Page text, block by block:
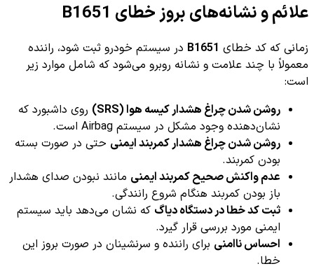
علائم و نشانه‌های بروز خطای B1651
زمانی که کد خطای B1651 در سیستم خودرو ثبت شود، راننده
معمولاً با چند علامت و نشانه روبرو می‌شود که شامل موارد زیر
است:
روشن شدن چراغ هشدار کیسه هوا (SRS)
روی داشبورد که
نشان‌دهنده وجود مشکل در سیستم Airbag است.
روشن شدن چراغ هشدار کمربند ایمنی حتی در صورت بسته
بودن کمربند.
عدم واکنش صحیح کمربند ایمنی مانند نبودن صدای هشدار
باز بودن کمربند هنگام شروع رانندگی.
ثبت کد خطا در دستگاه دیاگ که نشان می‌دهد باید سیستم
ایمنی مورد بررسی قرار گیرد.
احساس ناامنی برای راننده و سرنشینان در صورت بروز این
خطا.